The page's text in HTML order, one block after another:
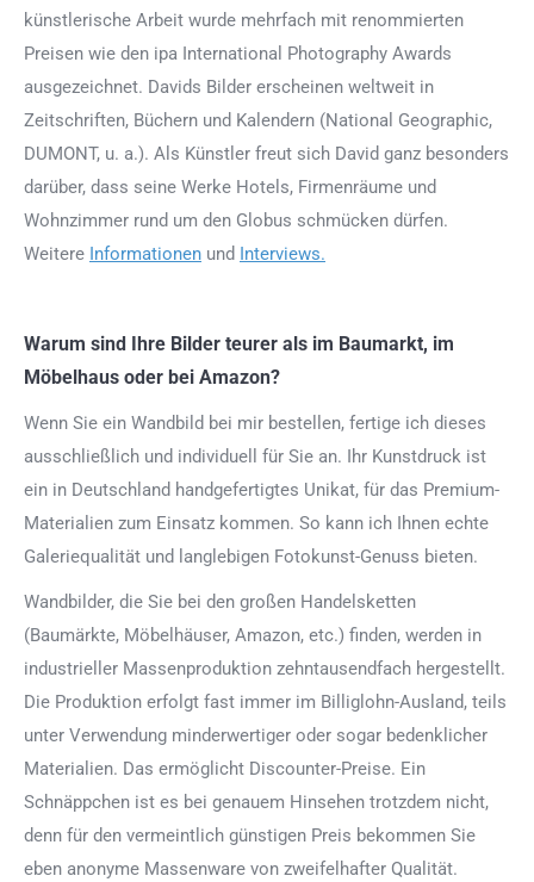
künstlerische Arbeit wurde mehrfach mit renommierten
Preisen wie den ipa International Photography Awards
ausgezeichnet. Davids Bilder erscheinen weltweit in
Zeitschriften, Büchern und Kalendern (National Geographic,
DUMONT, u. a.). Als Künstler freut sich David ganz besonders
darüber, dass seine Werke Hotels, Firmenräume und
Wohnzimmer rund um den Globus schmücken dürfen.
Weitere Informationen und Interviews.
Warum sind Ihre Bilder teurer als im Baumarkt, im
Möbelhaus oder bei Amazon?
Wenn Sie ein Wandbild bei mir bestellen, fertige ich dieses
ausschließlich und individuell für Sie an. Ihr Kunstdruck ist
ein in Deutschland handgefertigtes Unikat, für das Premium-
Materialien zum Einsatz kommen. So kann ich Ihnen echte
Galeriequalität und langlebigen Fotokunst-Genuss bieten.
Wandbilder, die Sie bei den großen Handelsketten
(Baumärkte, Möbelhäuser, Amazon, etc.) finden, werden in
industrieller Massenproduktion zehntausendfach hergestellt.
Die Produktion erfolgt fast immer im Billiglohn-Ausland, teils
unter Verwendung minderwertiger oder sogar bedenklicher
Materialien. Das ermöglicht Discounter-Preise. Ein
Schnäppchen ist es bei genauem Hinsehen trotzdem nicht,
denn für den vermeintlich günstigen Preis bekommen Sie
eben anonyme Massenware von zweifelhafter Qualität.